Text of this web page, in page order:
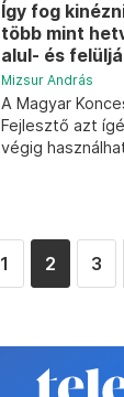
Így fog
több mint
alul- és
Mizsur András
A Magyar
Fejlesztő azt
végig
1 2 3